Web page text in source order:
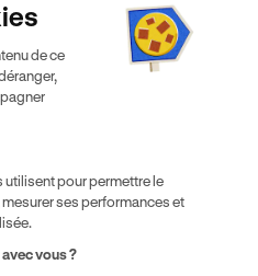
Vente
variable selon les droits acquis
donné pour un titulaire
Le reste à charge dépend du
de Formation et du
de ce
utilisent pour permettre le
ses performances et
vous ?